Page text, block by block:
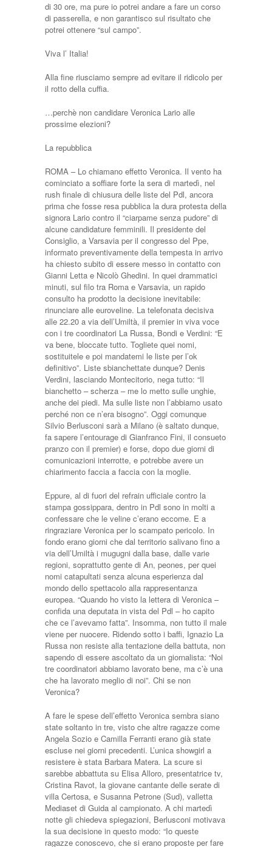
di 30 ore, ma pure io potrei andare a fare un corso
di passerella, e non garantisco sul risultato che
potrei ottenere “sul campo”.
Viva l’ Italia!
Alla fine riusciamo sempre ad evitare il ridicolo per
il rotto della cuffia.
…perchè non candidare Veronica Lario alle
prossime elezioni?
La repubblica
ROMA – Lo chiamano effetto Veronica. Il vento ha
cominciato a soffiare forte la sera di martedì, nel
rush finale di chiusura delle liste del Pdl, ancora
prima che fosse resa pubblica la dura protesta della
signora Lario contro il “ciarpame senza pudore” di
alcune candidature femminili. Il presidente del
Consiglio, a Varsavia per il congresso del Ppe,
informato preventivamente della tempesta in arrivo
ha chiesto subito di essere messo in contatto con
Gianni Letta e Nicolò Ghedini. In quei drammatici
minuti, sul filo tra Roma e Varsavia, un rapido
consulto ha prodotto la decisione inevitabile:
rinunciare alle euroveline. La telefonata decisiva
alle 22.20 a via dell’Umiltà, il premier in viva voce
con i tre coordinatori La Russa, Bondi e Verdini: “E
va bene, bloccate tutto. Togliete quei nomi,
sostituitele e poi mandatemi le liste per l’ok
definitivo”. Liste sbianchettate dunque? Denis
Verdini, lasciando Montecitorio, nega tutto: “Il
bianchetto – scherza – me lo metto sulle unghie,
anche dei piedi. Ma sulle liste non l’abbiamo usato
perché non ce n’era bisogno”. Oggi comunque
Silvio Berlusconi sarà a Milano (è saltato dunque,
fa sapere l’entourage di Gianfranco Fini, il consueto
pranzo con il premier) e forse, dopo due giorni di
comunicazioni interrotte, e potrebbe avere un
chiarimento faccia a faccia con la moglie.
Eppure, al di fuori del refrain ufficiale contro la
stampa gossippara, dentro in Pdl sono in molti a
confessare che le veline c’erano eccome. E a
ringraziare Veronica per lo scampato pericolo. In
fondo erano giorni che dal territorio salivano fino a
via dell’Umiltà i mugugni dalla base, dalle varie
regioni, soprattutto gente di An, peones, per quei
nomi catapultati senza alcuna esperienza dal
mondo dello spettacolo alla rappresentanza
europea. “Quando ho visto la lettera di Veronica –
confida una deputata in vista del Pdl – ho capito
che ce l’avevamo fatta”. Insomma, non tutto il male
viene per nuocere. Ridendo sotto i baffi, Ignazio La
Russa non resiste alla tentazione della battuta, non
sapendo di essere ascoltato da un giornalista: “Noi
tre coordinatori abbiamo lavorato bene, ma c’è una
che ha lavorato meglio di noi”. Chi se non
Veronica?
A fare le spese dell’effetto Veronica sembra siano
state soltanto in tre, visto che altre ragazze come
Angela Sozio e Camilla Ferranti erano già state
escluse nei giorni precedenti. L’unica showgirl a
resistere è stata Barbara Matera. La scure si
sarebbe abbattuta su Elisa Alloro, presentatrice tv,
Cristina Ravot, la giovane cantante delle serate di
villa Certosa, e Susanna Petrone (Sud), valletta
Mediaset di Guida al campionato. A chi martedì
notte gli chiedeva spiegazioni, Berlusconi motivava
la sua decisione in questo modo: “Io queste
ragazze conoscevo, che si erano proposte per fare